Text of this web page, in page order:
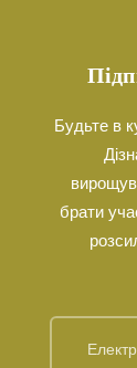
Будьте в
брати